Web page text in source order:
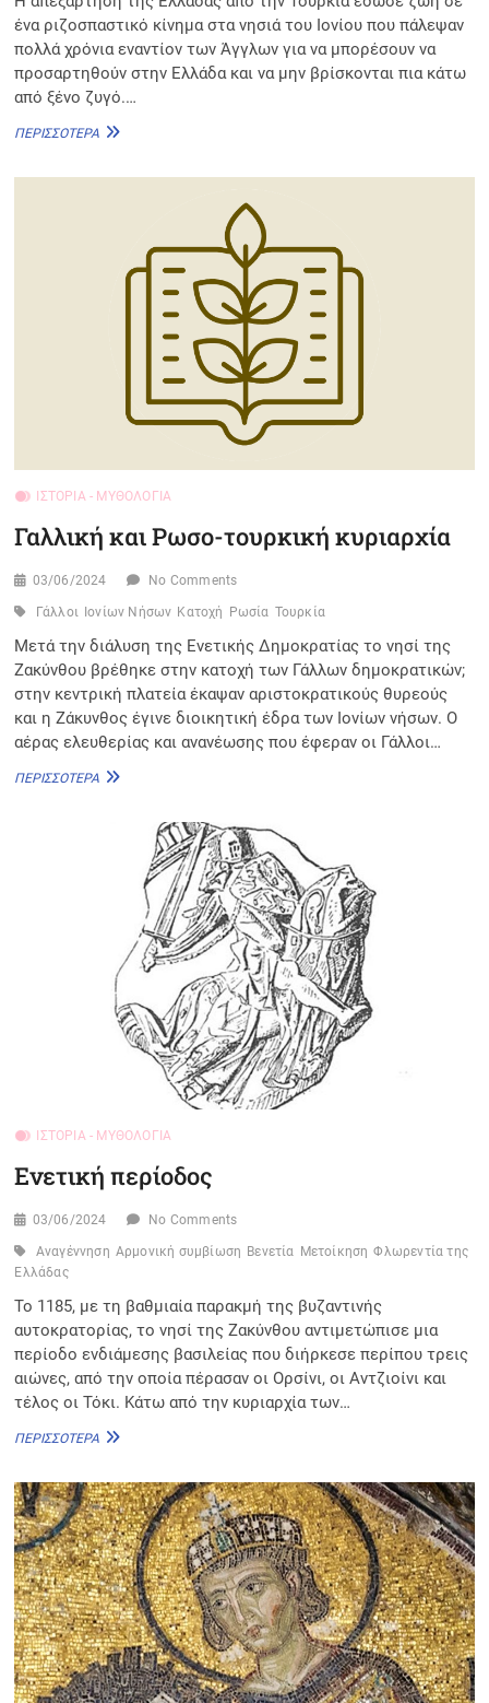
ένα ριζοσπαστικό κίνημα στα νησιά του Ιονίου που πάλεψαν
πολλά χρόνια εναντίον των Άγγλων για να μπορέσουν να
προσαρτηθούν στην Ελλάδα και να μην βρίσκονται πια κάτω
από ξένο ζυγό.…
ΠΕΡΙΣΣΌΤΕΡΑ ΠΡΟΣΆΡΤΗΣΗ
ΙΣΤΟΡΊΑ - ΜΥΘΟΛΟΓΊΑ
Γαλλική και Ρωσο-τουρκική κυριαρχία
03/06/2024 No Comments
Γάλλοι Ιονίων Νήσων Κατοχή Ρωσία Τουρκία
Μετά την διάλυση της Ενετικής Δημοκρατίας το νησί της
Ζακύνθου βρέθηκε στην κατοχή των Γάλλων δημοκρατικών;
στην κεντρική πλατεία έκαψαν αριστοκρατικούς θυρεούς
και η Ζάκυνθος έγινε διοικητική έδρα των Ιονίων νήσων. Ο
αέρας ελευθερίας και ανανέωσης που έφεραν οι Γάλλοι…
ΠΕΡΙΣΣΌΤΕΡΑ ΓΑΛΛΙΚΉ
ΤΟΥΡΚΙΚΉ
ΚΥΡΙΑΡΧΊΑ
ΙΣΤΟΡΊΑ - ΜΥΘΟΛΟΓΊΑ
Ενετική περίοδος
03/06/2024 No Comments
Αναγέννηση Αρμονική συμβίωση Βενετία Μετοίκηση Φλωρεντία της
Ελλάδας
Το 1185, με τη βαθμιαία παρακμή της βυζαντινής
αυτοκρατορίας, το νησί της Ζακύνθου αντιμετώπισε μια
περίοδο ενδιάμεσης βασιλείας που διήρκεσε περίπου τρεις
αιώνες, από την οποία πέρασαν οι Ορσίνι, οι Αντζιοίνι και
τέλος οι Τόκι. Κάτω από την κυριαρχία των…
ΠΕΡΙΣΣΌΤΕΡΑ ΕΝΕΤΙΚΉ